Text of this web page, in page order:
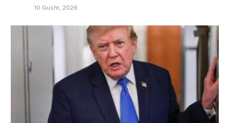
10 Gusht, 2026